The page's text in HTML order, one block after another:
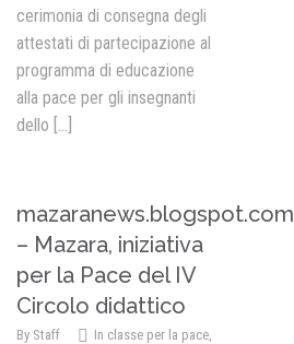
cerimonia di consegna degli
attestati di partecipazione al
programma di educazione
alla pace per gli insegnanti
dello [...]
mazaranews.blogspot.com
– Mazara, iniziativa
per la Pace del IV
Circolo didattico
By Staff In classe per la pace,